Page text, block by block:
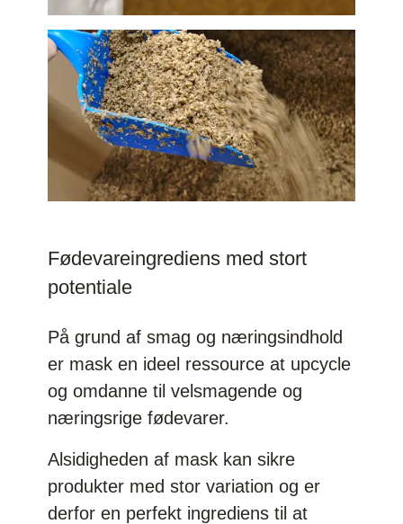
Fødevareingrediens med stort
potentiale
På grund af smag og næringsindhold
er mask en ideel ressource at upcycle
og omdanne til velsmagende og
næringsrige fødevarer.
Alsidigheden af mask kan sikre
produkter med stor variation og er
derfor en perfekt ingrediens til at